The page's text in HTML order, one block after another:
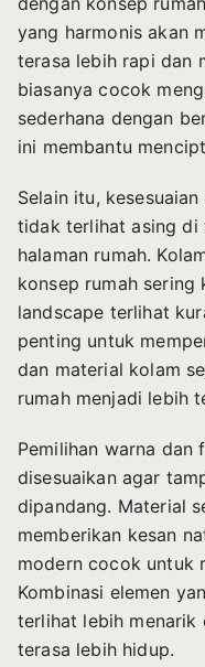
yang harmonis akan
terasa lebih rapi dan
biasanya cocok
sederhana dengan
ini membantu
Selain itu,
tidak terlihat asing di
halaman rumah.
konsep rumah sering
landscape terlihat
penting untuk
dan material kolam
rumah menjadi lebih
Pemilihan warna dan
disesuaikan agar
dipandang. Material
memberikan kesan
modern cocok untuk
Kombinasi elemen
terlihat lebih menarik
terasa lebih hidup.